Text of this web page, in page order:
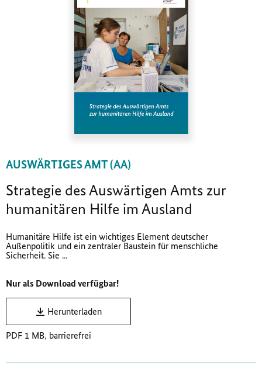
AUSWÄRTIGES AMT (AA)
Strategie des Auswärtigen Amts zur
humanitären Hilfe im Ausland
Humanitäre Hilfe ist ein wichtiges Element deutscher
Außenpolitik und ein zentraler Baustein für menschliche
Sicherheit. Sie ...
Nur als Download verfügbar!
Herunterladen
PDF 1 MB, barrierefrei